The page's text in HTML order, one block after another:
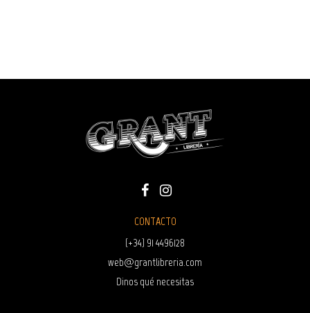
CONTACTO
(+34) 91 4496128
web@grantlibreria.com
Dinos qué necesitas